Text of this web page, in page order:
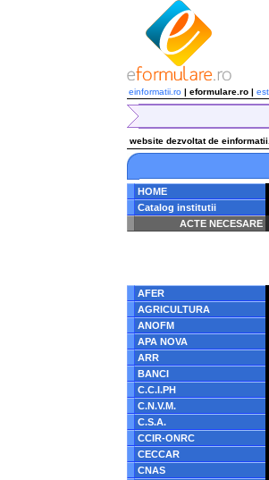
einformatii.ro | eformulare.ro |
website dezvoltat de
HOME
Catalog institutii
ACTE NECESARE
/home/eformulare.ro/
AFER
AGRICULTURA
ANOFM
APA NOVA
ARR
BANCI
C.C.I.PH
C.N.V.M.
C.S.A.
CCIR-ONRC
CECCAR
CNAS